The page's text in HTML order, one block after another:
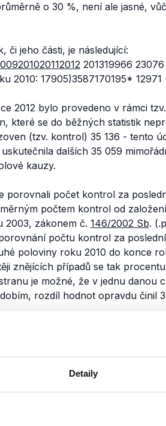
Detaily
o 30 %, není ale jasné,
či jeho části, je následující:
201020112012201319966
2010: 17905)3587170195* 12971
2012 bylo provedeno v rámci
které se do běžných statistik
(tzv. kontrol) 35 136 - tento
dalších 35 059
kauzy.
porovnali počet kontrol za
počtem kontrol od
2003, zákonem č. 146/2002 Sb.
počtu kontrol za
poloviny roku 2010 do konce
znějících případů se tak
je možné, že v jednu danou
rozdíl hodnot opravdu činil
Kontroly
12. května 2013